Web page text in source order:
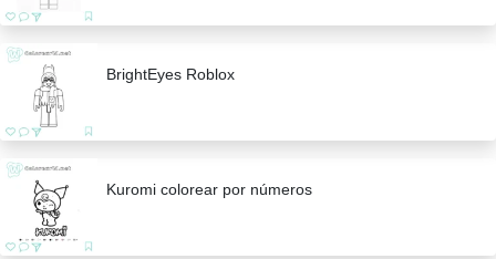
BrightEyes Roblox
Kuromi colorear por números